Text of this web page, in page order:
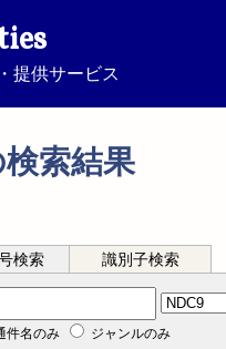
提供サービス
検索結果
検索 識別子検索
件名のみ ジャンルのみ